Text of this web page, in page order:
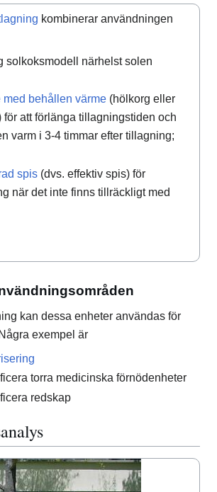
kombinerar användningen
solkoksmodell närhelst solen
med behållen värme (hölkorg eller
för att förlänga tillagningstiden och
varm i 3-4 timmar efter tillagning;
spis (dvs. effektiv spis) för
när det inte finns tillräckligt med
kan dessa enheter användas för
exempel är
torra medicinska förnödenheter
redskap